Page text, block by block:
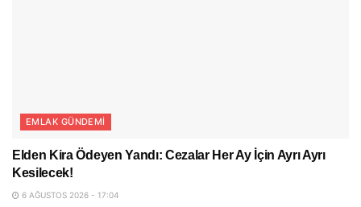
EMLAK GÜNDEMI
Elden Kira Ödeyen Yandı: Cezalar Her Ay İçin Ayrı Ayrı
Kesilecek!
6 AĞUSTOS 2026 - 17:04